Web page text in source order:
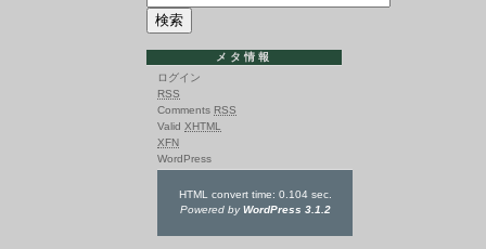
メタ情報
ログイン
RSS
Comments RSS
Valid XHTML
XFN
WordPress
HTML convert time: 0.104 sec.
Powered byWordPress 3.1.2